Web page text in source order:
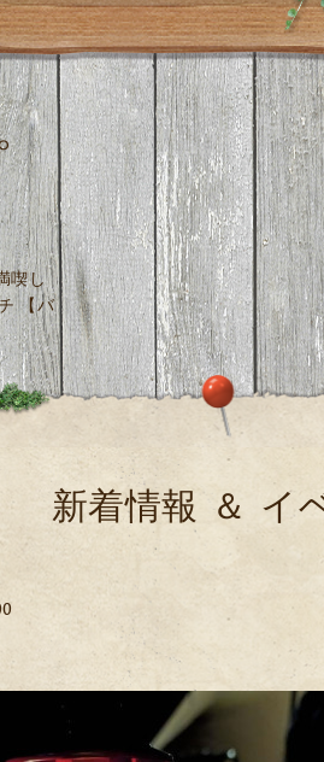
喫し
【バ
新着情報 ＆ イ